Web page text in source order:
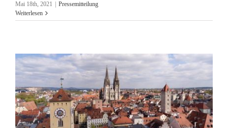
Mai 18th, 2021
Pressemitteilung
Weiterlesen